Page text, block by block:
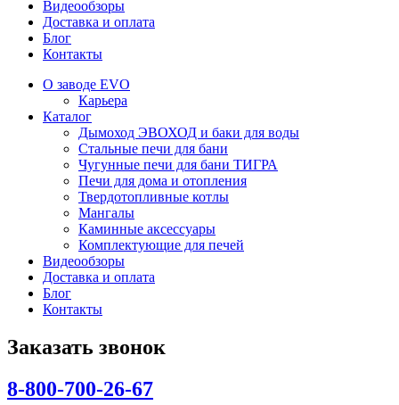
Видеообзоры
Доставка и оплата
Блог
Контакты
О заводе EVO
Карьера
Каталог
Дымоход ЭВОХОД и баки для воды
Стальные печи для бани
Чугунные печи для бани ТИГРА
Печи для дома и отопления
Твердотопливные котлы
Мангалы
Каминные аксессуары
Комплектующие для печей
Видеообзоры
Доставка и оплата
Блог
Контакты
Заказать звонок
8-800-700-26-67